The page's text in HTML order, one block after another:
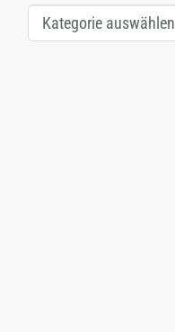
Kategorie auswählen